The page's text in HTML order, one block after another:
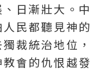
日漸壯大。中
民都聽見神的
裁統治地位，
會的仇恨越發